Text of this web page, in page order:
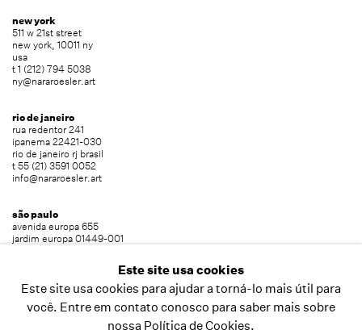
new york
511 w 21st street
new york, 10011 ny
usa
t 1 (212) 794 5038
ny@nararoesler.art
rio de janeiro
rua redentor 241
ipanema 22421-030
rio de janeiro rj brasil
t 55 (21) 3591 0052
info@nararoesler.art
são paulo
avenida europa 655
jardim europa 01449-001
copyright © 2026 nara roesler
Este site usa cookies
Este site usa cookies para ajudar a torná-lo mais útil para
você. Entre em contato conosco para saber mais sobre
nossa Política de Cookies.